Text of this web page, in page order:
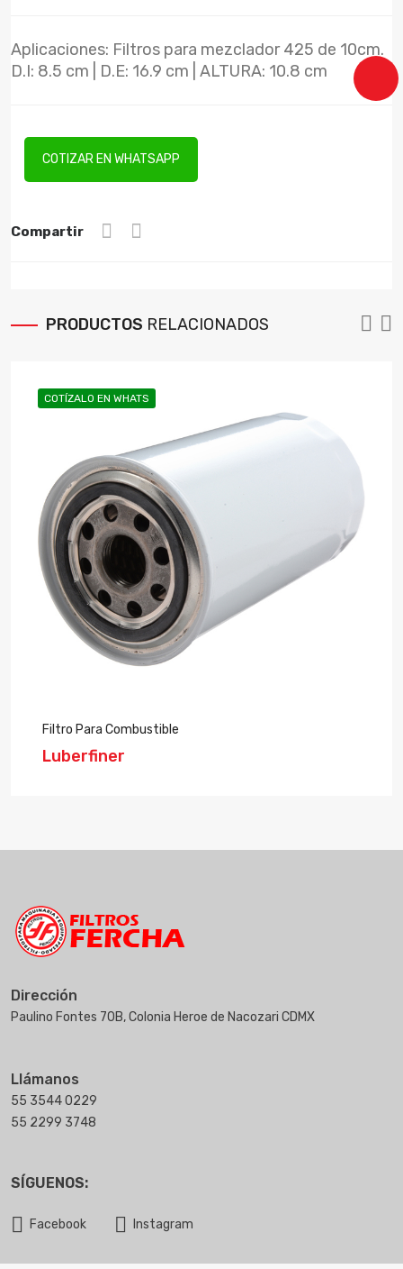
Aplicaciones: Filtros para mezclador 425 de 10cm.
D.I: 8.5 cm | D.E: 16.9 cm | ALTURA: 10.8 cm
COTIZAR EN WHATSAPP
Compartir
PRODUCTOS RELACIONADOS
COTÍZALO EN WHATS
Filtro Para Combustible
Luberfiner
Dirección
Paulino Fontes 70B, Colonia Heroe de Nacozari CDMX
Llámanos
55 3544 0229
55 2299 3748
SÍGUENOS:
Facebook Instagram